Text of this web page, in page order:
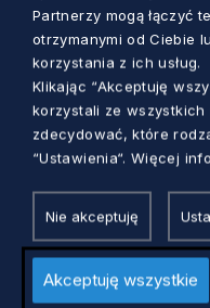
Urząd Marszałkowski
Województwa
Partnerzy mogą łączyć
otrzymanymi od Ciebie
korzystania z ich usług.
Klikając “Akceptuję
korzystali ze wszystkich
zdecydować, które
“Ustawienia“. Więcej
Nie akceptuję
Akceptuję wszystkie